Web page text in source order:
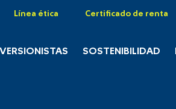
Línea ética Certificado de renta
SOSTENIBILIDAD